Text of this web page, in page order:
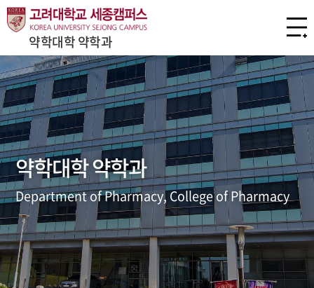
약학대학 약학과
약학대학 약학과
Department of Pharmacy, College of Pharmacy